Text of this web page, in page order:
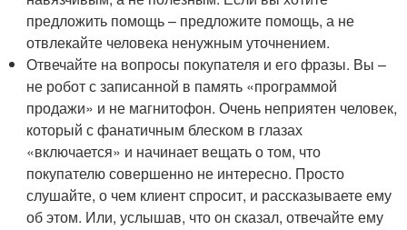
предложить помощь – предложите помощь, а не
отвлекайте человека ненужным уточнением.
Отвечайте на вопросы покупателя и его фразы. Вы –
не робот с записанной в память «программой
продажи» и не магнитофон. Очень неприятен человек,
который с фанатичным блеском в глазах
«включается» и начинает вещать о том, что
покупателю совершенно не интересно. Просто
слушайте, о чем клиент спросит, и рассказываете ему
об этом. Или, услышав, что он сказал, отвечайте ему